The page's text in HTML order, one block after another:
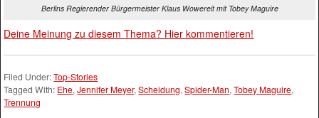
Berlins Regierender Bürgermeister Klaus Wowereit mit Tobey Maguire
Deine Meinung zu diesem Thema? Hier kommentieren!
Filed Under:Top-Stories
Tagged With: Ehe,Jennifer Meyer,Scheidung,Spider-Man,Tobey Maguire,
Trennung